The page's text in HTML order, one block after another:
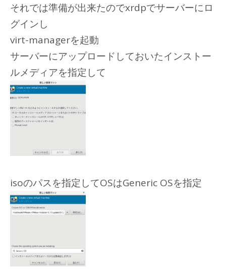
それでは準備が出来たのでxrdpでサーバーにロ
グインし
virt-managerを起動
サーバーにアップロードしておいたインストー
ルメディアを指定して
isoのパスを指定してOSはGeneric OSを指定